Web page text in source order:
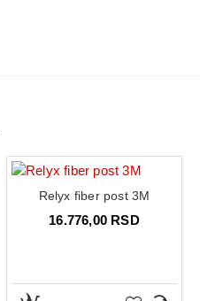
Relyx fiber post 3M
16.776,00 RSD